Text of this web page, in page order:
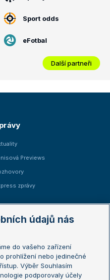
Sport odds
eFotbal
Další partneři
Previews
zprávy
Open
Open
údajů nás
do vašeho zařízení
prohlížení nebo jedinečné
Výběr Souhlasím
podporovaly účely